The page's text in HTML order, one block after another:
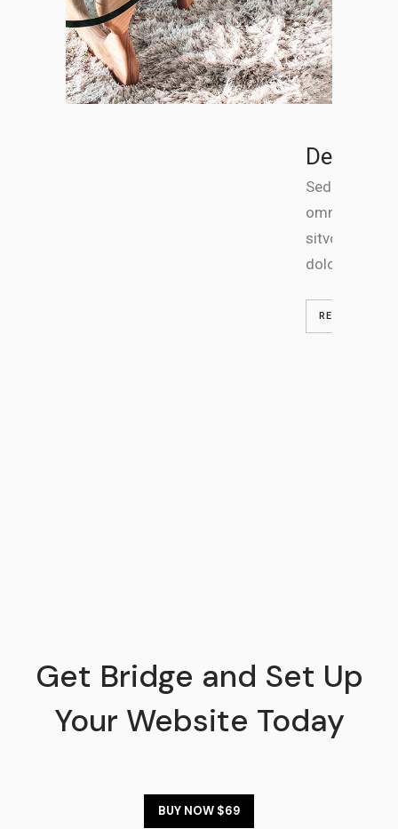
Sed ut
omnis iste
doloremque.
READ MORE
Get Bridge and Set Up
Your Website Today
BUY NOW $69